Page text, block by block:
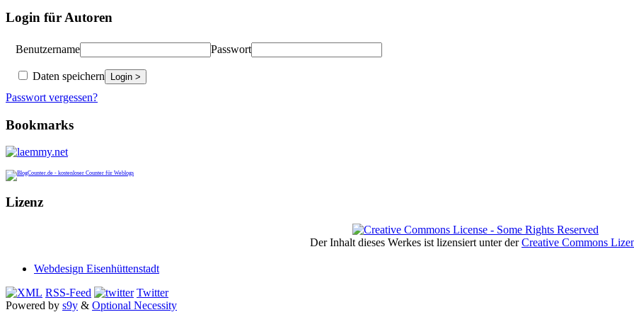
Login für Autoren
Benutzername Passwort
Daten speichern
Passwort vergessen?
Bookmarks
Lizenz
Der Inhalt dieses Werkes ist lizensiert unter derCreative Commons
Webdesign Eisenhüttenstadt
RSS-Feed
Twitter
Powered by s9y & Optional Necessity